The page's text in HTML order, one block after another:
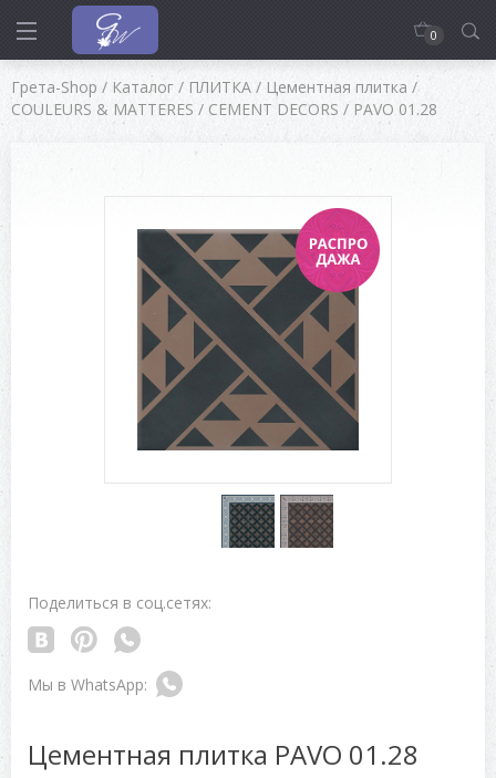
0
Грета-Shop / Каталог / ПЛИТКА / Цементная плитка /
COULEURS & MATTERES / CEMENT DECORS / PAVO 01.28
Поделиться в соц.сетях:
Цементная плитка PAVO 01.28